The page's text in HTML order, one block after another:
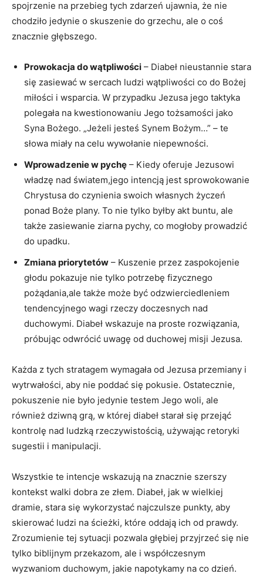
spojrzenie na przebieg ⁤tych zdarzeń ujawnia, że nie
chodziło jedynie o skuszenie‍ do grzechu,⁣ ale o coś
znacznie głębszego.
Prowokacja do ⁣wątpliwości – Diabeł nieustannie stara
⁤się zasiewać w sercach ludzi ⁢wątpliwości co do⁢ Bożej
miłości i wsparcia. W przypadku⁤ Jezusa‌ jego​ taktyka
⁢polegała na kwestionowaniu Jego tożsamości jako
Syna Bożego. „Jeżeli jesteś ⁣Synem Bożym…” – ⁢te
słowa miały na ⁤celu wywołanie niepewności.
Wprowadzenie‍ w pychę – Kiedy oferuje Jezusowi
władzę nad światem,jego intencją jest sprowokowanie
Chrystusa do czynienia swoich własnych życzeń
ponad Boże plany. To nie tylko byłby akt buntu, ale
także zasiewanie ziarna pychy, co mogłoby prowadzić
do upadku.
Zmiana priorytetów – Kuszenie przez zaspokojenie‌
głodu pokazuje nie tylko potrzebę fizycznego
pożądania,ale także może być ⁣odzwierciedleniem‍
tendencyjnego wagi rzeczy doczesnych nad
‌duchowymi. Diabeł wskazuje na proste rozwiązania,
próbując odwrócić uwagę od duchowej misji Jezusa.
Każda ⁣z tych stratagem wymagała od Jezusa przemiany‍ i
wytrwałości, aby ⁤nie⁤ poddać się pokusie. Ostatecznie,
pokuszenie nie było jedynie testem Jego woli, ale
⁤również dziwną grą, ⁤w⁢ której diabeł starał się przejąć
kontrolę nad ludzką rzeczywistością, ⁢używając retoryki
sugestii ​i manipulacji.
Wszystkie te intencje wskazują na znacznie szerszy
kontekst walki dobra ze złem. Diabeł, jak w wielkiej
dramie, stara się wykorzystać najczulsze‌ punkty, aby
skierować ludzi ⁤na ścieżki,⁢ które oddają ich od prawdy.
Zrozumienie tej sytuacji‌ pozwala głębiej przyjrzeć⁣ się​ nie​
tylko biblijnym przekazom, ‍ale i współczesnym
wyzwaniom duchowym, jakie napotykamy na co dzień.